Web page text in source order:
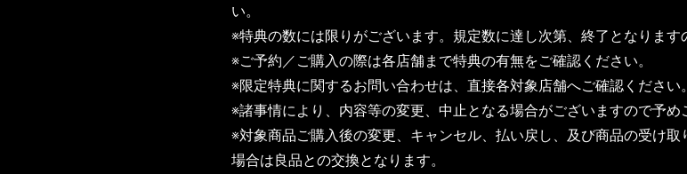
い。
※特典の数には限りがございます。規定数に達し次第、終了となります
※ご予約／ご購入の際は各店舗まで特典の有無をご確認ください。
※限定特典に関するお問い合わせは、直接各対象店舗へご確認ください。
※諸事情により、内容等の変更、中止となる場合がございますので予め
※対象商品ご購入後の変更、キャンセル、払い戻し、及び商品の受け
場合は良品との交換となります。